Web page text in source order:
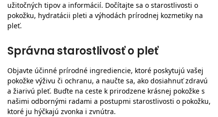
užitočných tipov a informácií. Dočítajte sa o starostlivosti o
pokožku, hydratácii pleti a výhodách prírodnej kozmetiky na
pleť.
Správna starostlivosť o pleť
Objavte účinné prírodné ingrediencie, ktoré poskytujú vašej
pokožke výživu či ochranu, a naučte sa, ako dosiahnuť zdravú
a žiarivú pleť. Buďte na ceste k prirodzene krásnej pokožke s
našimi odbornými radami a postupmi starostlivosti o pokožku,
ktoré ju hýčkajú zvonka i zvnútra.